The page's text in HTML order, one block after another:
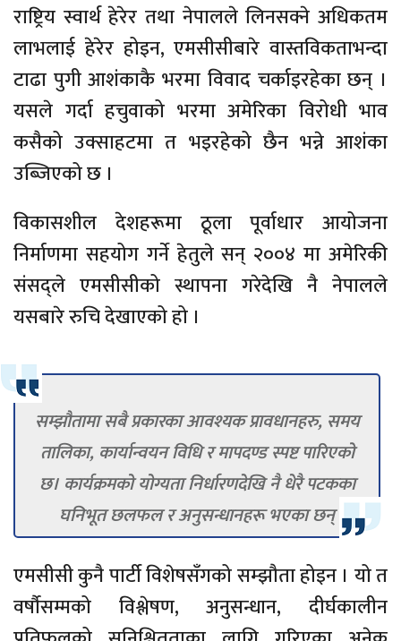
राष्ट्रिय स्वार्थ हेरेर तथा नेपालले लिनसक्ने अधिकतम
लाभलाई हेरेर होइन, एमसीसीबारे वास्तविकताभन्दा
टाढा पुगी आशंकाकै भरमा विवाद चर्काइरहेका छन् ।
यसले गर्दा हचुवाको भरमा अमेरिका विरोधी भाव
कसैको उक्साहटमा त भइरहेको छैन भन्ने आशंका
उब्जिएको छ ।
विकासशील देशहरूमा ठूला पूर्वाधार आयोजना
निर्माणमा सहयोग गर्ने हेतुले सन् २००४ मा अमेरिकी
संसद्ले एमसीसीको स्थापना गरेदेखि नै नेपालले
यसबारे रुचि देखाएको हो ।
सम्झौतामा सबै प्रकारका आवश्यक प्रावधानहरु, समय
तालिका, कार्यान्वयन विधि र मापदण्ड स्पष्ट पारिएको
छ। कार्यक्रमको योग्यता निर्धारणदेखि नै धेरै पटकका
घनिभूत छलफल र अनुसन्धानहरू भएका छन्
एमसीसी कुनै पार्टी विशेषसँगको सम्झौता होइन । यो त
वर्षौसम्मको विश्लेषण, अनुसन्धान, दीर्घकालीन